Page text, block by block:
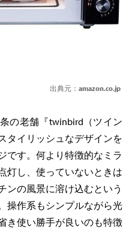
出典元： amazon.co.jp
の老舗『twinbird（ツイン
タイリッシュなデザインを
です。何より特徴的なミラ
灯し、使っていないときは
ンの風景に溶け込むという
操作系もシンプルながら光
き使い勝手が良いのも特徴